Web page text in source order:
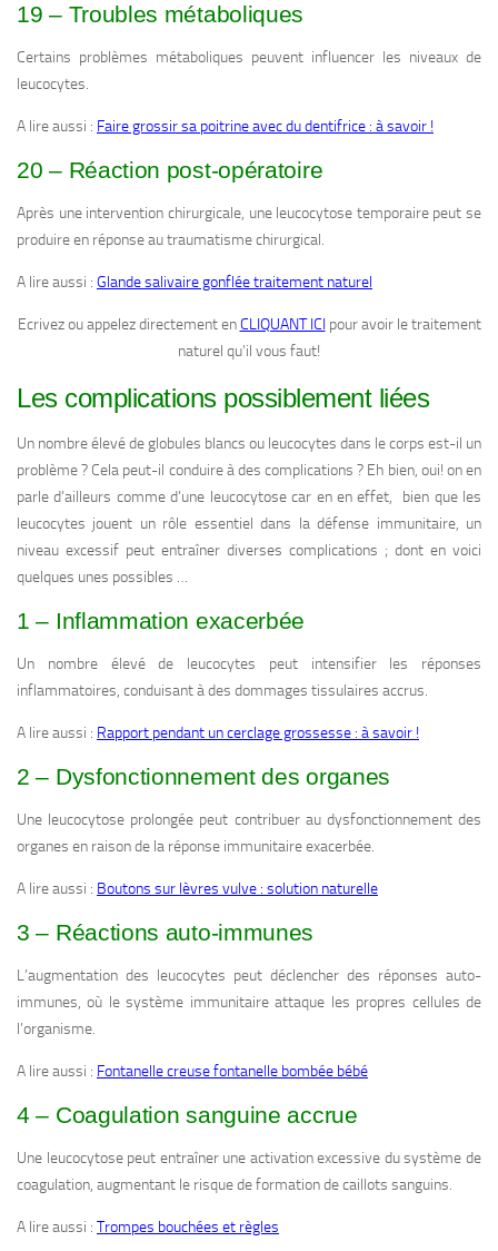
19 – Troubles métaboliques
Certains problèmes métaboliques peuvent influencer les niveaux de
leucocytes.
A lire aussi : Faire grossir sa poitrine avec du dentifrice : à savoir !
20 – Réaction post-opératoire
Après une intervention chirurgicale, une leucocytose temporaire peut se
produire en réponse au traumatisme chirurgical.
A lire aussi : Glande salivaire gonflée traitement naturel
Ecrivez ou appelez directement enCLIQUANT ICI pour avoir le traitement
naturel qu’il vous faut!
Les complications possiblement liées
Un nombre élevé de globules blancs ou leucocytes dans le corps est-il un
problème ? Cela peut-il conduire à des complications ? Eh bien, oui! on en
parle d’ailleurs comme d’une leucocytose car en en effet, bien que les
leucocytes jouent un rôle essentiel dans la défense immunitaire, un
niveau excessif peut entraîner diverses complications ; dont en voici
quelques unes possibles …
1 – Inflammation exacerbée
Un nombre élevé de leucocytes peut intensifier les réponses
inflammatoires, conduisant à des dommages tissulaires accrus.
A lire aussi : Rapport pendant un cerclage grossesse : à savoir !
2 – Dysfonctionnement des organes
Une leucocytose prolongée peut contribuer au dysfonctionnement des
organes en raison de la réponse immunitaire exacerbée.
A lire aussi : Boutons sur lèvres vulve : solution naturelle
3 – Réactions auto-immunes
L’augmentation des leucocytes peut déclencher des réponses auto-
immunes, où le système immunitaire attaque les propres cellules de
l’organisme.
A lire aussi : Fontanelle creuse fontanelle bombée bébé
4 – Coagulation sanguine accrue
Une leucocytose peut entraîner une activation excessive du système de
coagulation, augmentant le risque de formation de caillots sanguins.
A lire aussi : Trompes bouchées et règles